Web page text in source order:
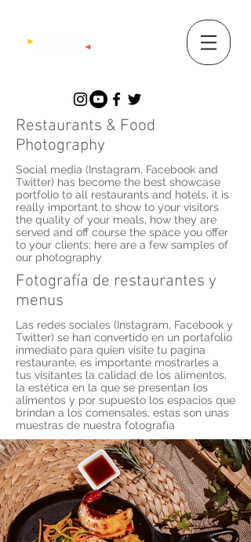
Restaurants & Food
Photography
Social media (Instagram, Facebook and
Twitter) has become the best showcase
portfolio to all restaurants and hotels, it is
really important to show to your visitors
the quality of your meals, how they are
served and off course the space you offer
to your clients; here are a few samples of
our photography
Fotografía de restaurantes y
menus
Las redes sociales (Instagram, Facebook y
Twitter) se han convertido en un portafolio
inmediato para quien visite tu pagina
restaurante, es importante mostrarles a
tus visitantes la calidad de los alimentos,
la estética en la que se presentan los
alimentos y por supuesto los espacios que
brindan a los comensales, estas son unas
muestras de nuestra fotografía